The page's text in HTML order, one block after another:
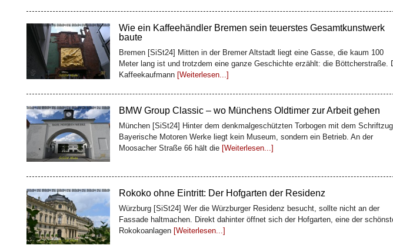
BMW Group Classic – wo Münchens Oldtimer zur Arbeit gehen
München [SiSt24] Hinter dem denkmalgeschützten Torbogen mit dem Schriftzug
Bayerische Motoren Werke liegt kein Museum, sondern ein Betrieb. An der
Moosacher Straße 66 hält die[Weiterlesen...]
Rokoko ohne Eintritt: Der Hofgarten der Residenz
Würzburg [SiSt24] Wer die Würzburger Residenz besucht, sollte nicht an der
Fassade haltmachen. Direkt dahinter öffnet sich der Hofgarten, eine der
Rokokoanlagen[Weiterlesen...]
Barock als Gesamtkunstwerk: Die Würzburger Residenz
Würzburg [SiSt24] Als Fürstbischof Johann Philipp Franz von Schönborn 1720
Grundstein für seine neue Residenz legen ließ, war der beauftragte Baumeister
junger[Weiterlesen...]